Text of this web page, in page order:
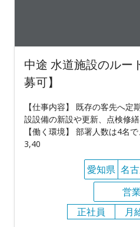
中途 水道施設のルー
募可】
【仕事内容】 既存の客先へ定
設設備の新設や更新、点検修
【働く環境】 部署人数は4名
3,40
愛知県 名
営業
正社員
月